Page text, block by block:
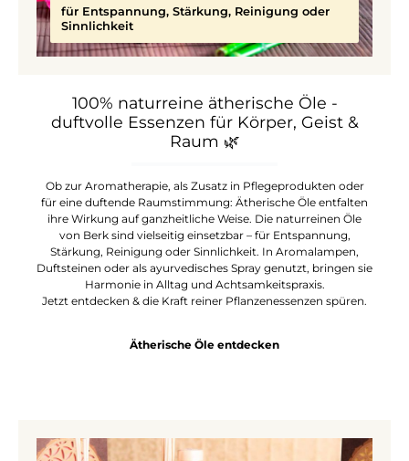
für Entspannung, Stärkung, Reinigung oder
Sinnlichkeit
100% naturreine ätherische Öle -
duftvolle Essenzen für Körper, Geist &
Raum 🌿
Ob zur Aromatherapie, als Zusatz in Pflegeprodukten oder
für eine duftende Raumstimmung: Ätherische Öle entfalten
ihre Wirkung auf ganzheitliche Weise. Die naturreinen Öle
von Berk sind vielseitig einsetzbar – für Entspannung,
Stärkung, Reinigung oder Sinnlichkeit. In Aromalampen,
Duftsteinen oder als ayurvedisches Spray genutzt, bringen sie
Harmonie in Alltag und Achtsamkeitspraxis.
Jetzt entdecken & die Kraft reiner Pflanzenessenzen spüren.
Ätherische Öle entdecken